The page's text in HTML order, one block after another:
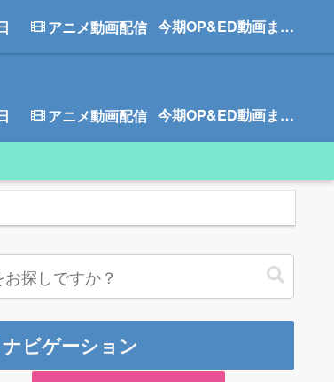
アニメ動画配信 今期OP&ED動画まとめ
アニメ動画配信 今期OP&ED動画まとめ
ナビゲーション